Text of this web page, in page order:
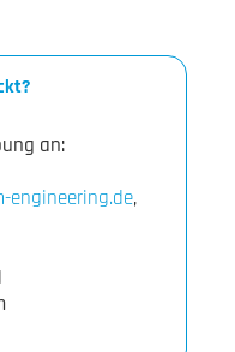
an:
engineering.de,